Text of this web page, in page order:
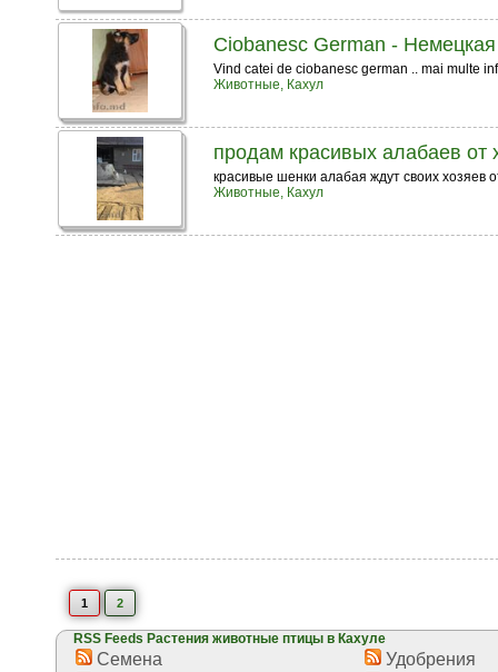
Ciobanesc German - Немецкая
Vind catei de ciobanesc german .. mai multe
Животные, Кахул
продам красивых алабаев от
красивые шенки алабая ждут своих
Животные, Кахул
1 2
RSS Feeds Растения животные птицы в Кахуле
Семена
Удобрения